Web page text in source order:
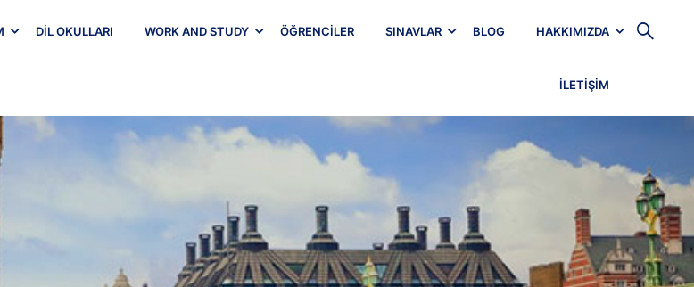
DIL OKULLARI WORK AND STUDY ÖĞRENCILER SINAVLAR BLOG HAKKIMIZDA
İLETIŞIM